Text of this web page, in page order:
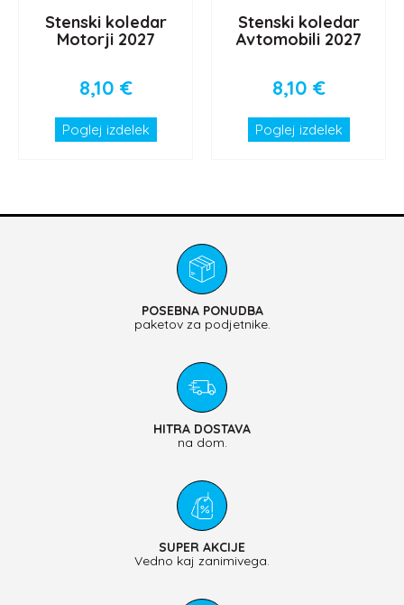
Stenski koledar
Motorji 2027
8,10 €
Poglej izdelek
Stenski koledar
Avtomobili 2027
8,10 €
Poglej izdelek
POSEBNA PONUDBA
paketov za podjetnike.
HITRA DOSTAVA
na dom.
SUPER AKCIJE
Vedno kaj zanimivega.